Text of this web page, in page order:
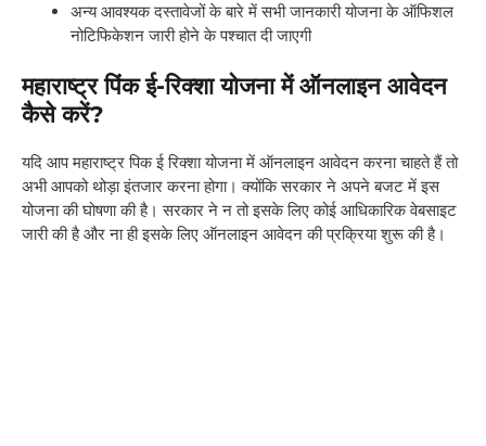
अन्य आवश्यक दस्तावेजों के बारे में सभी जानकारी योजना के ऑफिशल
नोटिफिकेशन जारी होने के पश्चात दी जाएगी
महाराष्ट्र पिंक ई-रिक्शा योजना में ऑनलाइन आवेदन
कैसे करें?
यदि आप महाराष्ट्र पिक ई रिक्शा योजना में ऑनलाइन आवेदन करना चाहते हैं तो
अभी आपको थोड़ा इंतजार करना होगा। क्योंकि सरकार ने अपने बजट में इस
योजना की घोषणा की है। सरकार ने न तो इसके लिए कोई आधिकारिक वेबसाइट
जारी की है और ना ही इसके लिए ऑनलाइन आवेदन की प्रक्रिया शुरू की है।